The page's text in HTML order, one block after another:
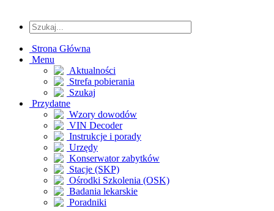
Strona Główna
Menu
Aktualności
Strefa pobierania
Szukaj
Przydatne
Wzory dowodów
VIN Decoder
Instrukcje i porady
Urzędy
Konserwator zabytków
Stacje (SKP)
Ośrodki Szkolenia (OSK)
Badania lekarskie
Poradniki